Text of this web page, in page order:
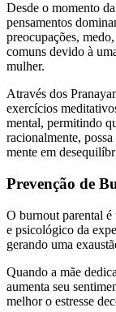
Desde o momento
pensamentos
preocupações,
comuns devido à
mulher.
Através dos
exercícios
mental, permitindo
racionalmente,
mente em
Prevenção de
O burnout parental é
e psicológico da
gerando uma
Quando a mãe
aumenta seu
melhor o estresse